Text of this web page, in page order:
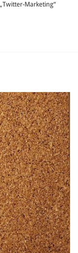
Marketing“